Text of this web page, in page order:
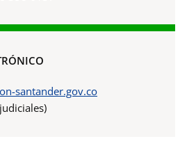
santander.gov.co